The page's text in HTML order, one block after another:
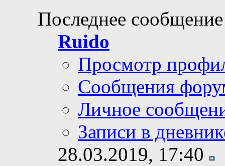
Последнее
Ruido
Просмотр
Сообщения
Личное
Записи в
28.03.2019, 17:40